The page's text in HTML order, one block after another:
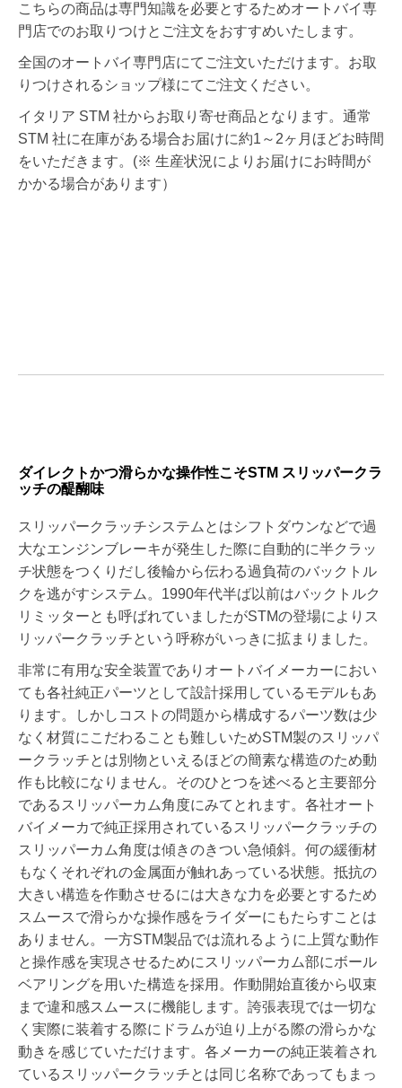
こちらの商品は専門知識を必要とするためオートバイ専
門店でのお取りつけとご注文をおすすめいたします。
全国のオートバイ専門店にてご注文いただけます。お取
りつけされるショップ様にてご注文ください。
イタリア STM 社からお取り寄せ商品となります。通常
STM 社に在庫がある場合お届けに約1～2ヶ月ほどお時間
をいただきます。(※ 生産状況によりお届けにお時間が
かかる場合があります）
ダイレクトかつ滑らかな操作性こそSTM スリッパークラ
ッチの醍醐味
スリッパークラッチシステムとはシフトダウンなどで過
大なエンジンブレーキが発生した際に自動的に半クラッ
チ状態をつくりだし後輪から伝わる過負荷のバックトル
クを逃がすシステム。1990年代半ば以前はバックトルク
リミッターとも呼ばれていましたがSTMの登場によりス
リッパークラッチという呼称がいっきに拡まりました。
非常に有用な安全装置でありオートバイメーカーにおい
ても各社純正パーツとして設計採用しているモデルもあ
ります。しかしコストの問題から構成するパーツ数は少
なく材質にこだわることも難しいためSTM製のスリッパ
ークラッチとは別物といえるほどの簡素な構造のため動
作も比較になりません。そのひとつを述べると主要部分
であるスリッパーカム角度にみてとれます。各社オート
バイメーカで純正採用されているスリッパークラッチの
スリッパーカム角度は傾きのきつい急傾斜。何の緩衝材
もなくそれぞれの金属面が触れあっている状態。抵抗の
大きい構造を作動させるには大きな力を必要とするため
スムースで滑らかな操作感をライダーにもたらすことは
ありません。一方STM製品では流れるように上質な動作
と操作感を実現させるためにスリッパーカム部にボール
ベアリングを用いた構造を採用。作動開始直後から収束
まで違和感スムースに機能します。誇張表現では一切な
く実際に装着する際にドラムが迫り上がる際の滑らかな
動きを感じていただけます。各メーカーの純正装着され
ているスリッパークラッチとは同じ名称であってもまっ